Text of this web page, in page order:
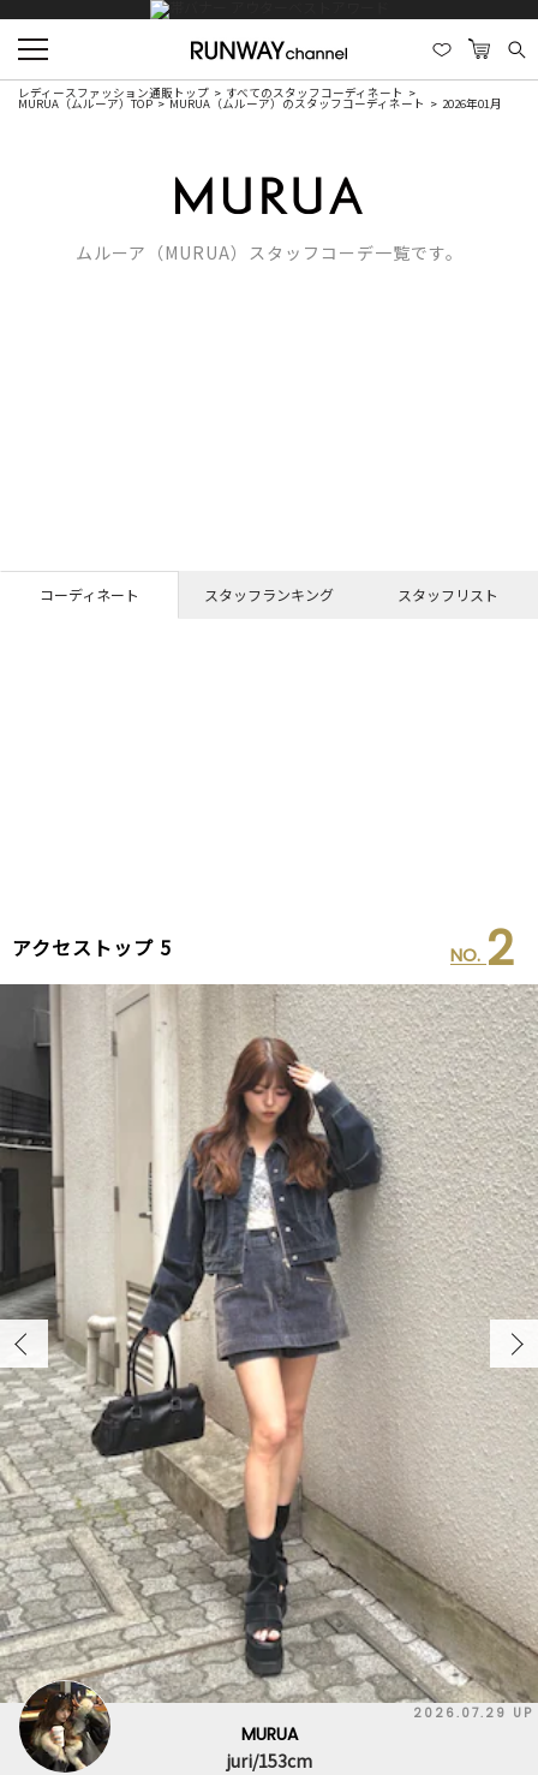
レディースファッション通販トップ すべてのスタッフコーディネート
MURUA（ムルーア）TOP MURUA（ムルーア）のスタッフコーディネート 2026年01月
ムルーア（MURUA）スタッフコーデ一覧です。
コーディネート スタッフランキング スタッフリスト
アクセストップ 5 NO. 2
2026.07.29 UP
MURUA
juri/153cm